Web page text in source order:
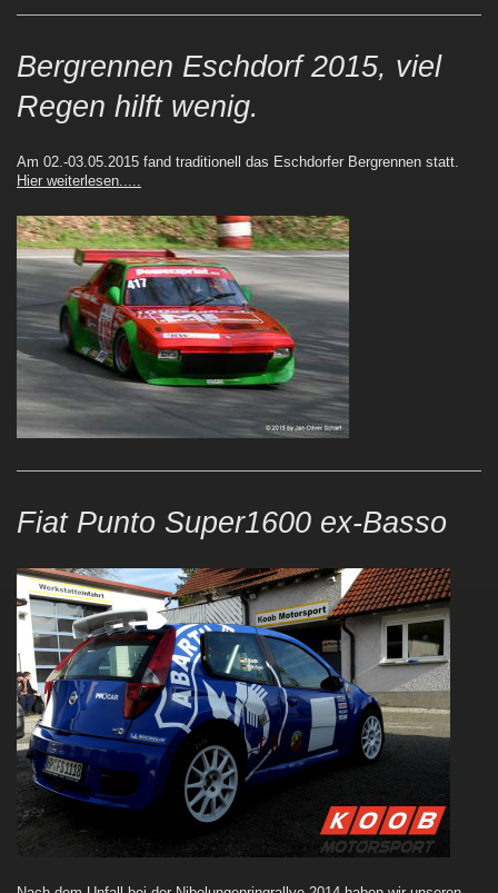
Bergrennen Eschdorf 2015, viel
Regen hilft wenig.
Am 02.-03.05.2015 fand traditionell das Eschdorfer Bergrennen statt.
Hier weiterlesen.....
Fiat Punto Super1600 ex-Basso